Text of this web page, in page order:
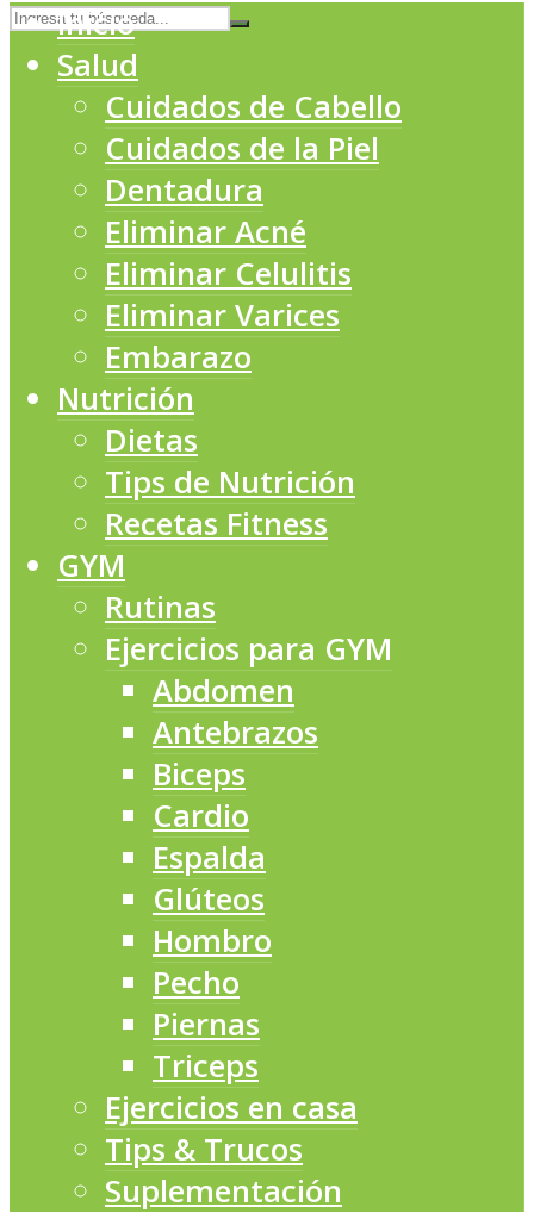
Inicio
Salud
Cuidados de Cabello
Cuidados de la Piel
Dentadura
Eliminar Acné
Eliminar Celulitis
Eliminar Varices
Embarazo
Nutrición
Dietas
Tips de Nutrición
Recetas Fitness
GYM
Rutinas
Ejercicios para GYM
Abdomen
Antebrazos
Biceps
Cardio
Espalda
Glúteos
Hombro
Pecho
Piernas
Triceps
Ejercicios en casa
Tips & Trucos
Suplementación